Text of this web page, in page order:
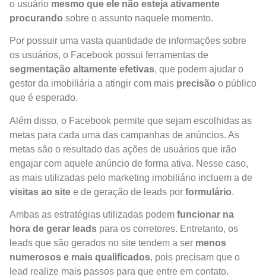
o usuário mesmo que ele não esteja ativamente
procurando sobre o assunto naquele momento.
Por possuir uma vasta quantidade de informações sobre
os usuários, o Facebook possui ferramentas de
segmentação altamente efetivas, que podem ajudar o
gestor da imobiliária a atingir com mais precisão o público
que é esperado.
Além disso, o Facebook permite que sejam escolhidas as
metas para cada uma das campanhas de anúncios. As
metas são o resultado das ações de usuários que irão
engajar com aquele anúncio de forma ativa. Nesse caso,
as mais utilizadas pelo marketing imobiliário incluem a de
visitas ao site e de geração de leads por formulário.
Ambas as estratégias utilizadas podem funcionar na
hora de gerar leads para os corretores. Entretanto, os
leads que são gerados no site tendem a ser menos
numerosos e mais qualificados, pois precisam que o
lead realize mais passos para que entre em contato.